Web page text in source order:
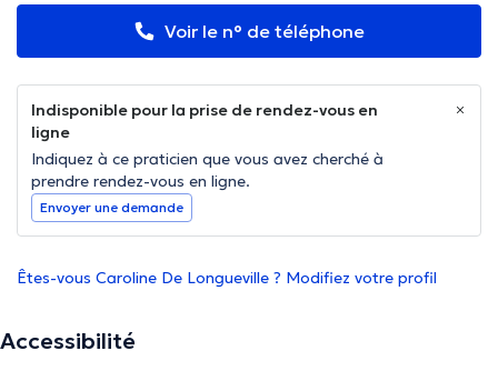
Voir le n° de téléphone
Indisponible pour la prise de rendez-vous en
ligne
Indiquez à ce praticien que vous avez cherché à
prendre rendez-vous en ligne.
Envoyer une demande
Êtes-vous Caroline De Longueville ? Modifiez votre profil
Accessibilité